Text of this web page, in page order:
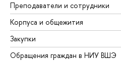
Преподаватели и сотрудники
Корпуса и общежития
Закупки
Обращения граждан в НИУ ВШЭ